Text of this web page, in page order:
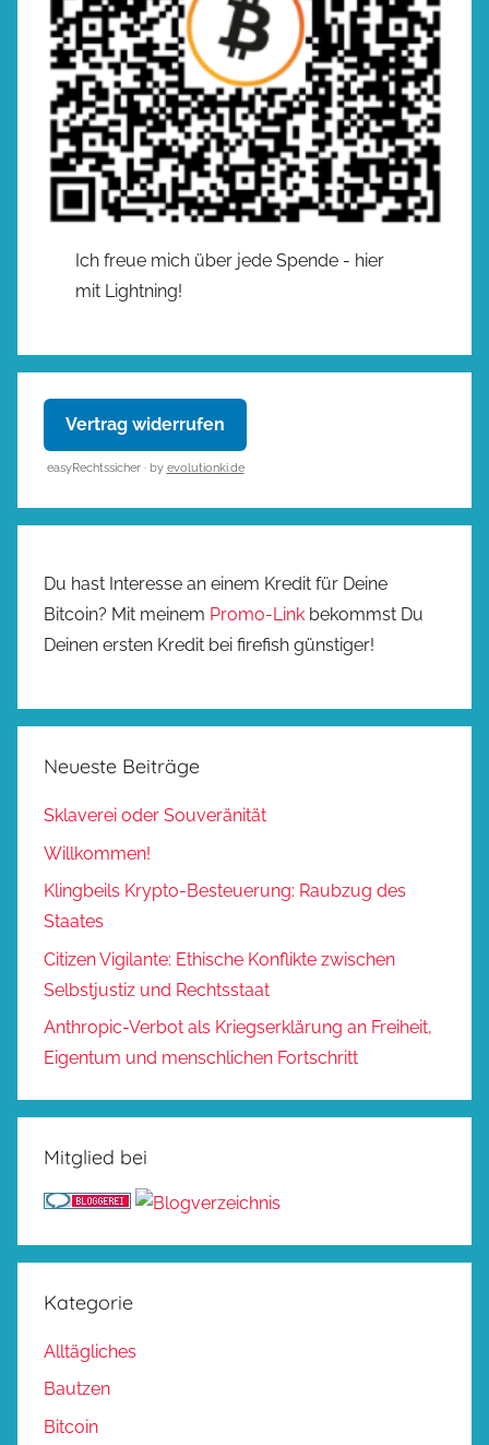
Ich freue mich über jede Spende - hier
mit Lightning!
Vertrag widerrufen
easyRechtssicher · by evolutionki.de
Du hast Interesse an einem Kredit für Deine
Bitcoin? Mit meinem Promo-Link bekommst Du
Deinen ersten Kredit bei firefish günstiger!
Neueste Beiträge
Sklaverei oder Souveränität
Willkommen!
Klingbeils Krypto-Besteuerung: Raubzug des
Staates
Citizen Vigilante: Ethische Konflikte zwischen
Selbstjustiz und Rechtsstaat
Anthropic-Verbot als Kriegserklärung an Freiheit,
Eigentum und menschlichen Fortschritt
Mitglied bei
Kategorie
Alltägliches
Bautzen
Bitcoin